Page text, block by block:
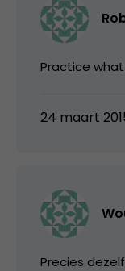
Practice
24 maart
Precies